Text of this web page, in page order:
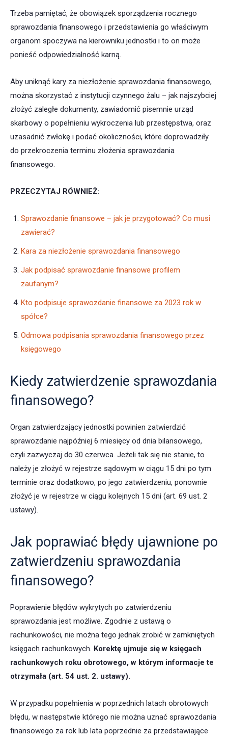
Trzeba pamiętać, że obowiązek sporządzenia rocznego
sprawozdania finansowego i przedstawienia go właściwym
organom spoczywa na kierowniku jednostki i to on może
ponieść odpowiedzialność karną.
Aby uniknąć kary za niezłożenie sprawozdania finansowego,
można skorzystać z instytucji czynnego żalu – jak najszybciej
złożyć zaległe dokumenty, zawiadomić pisemnie urząd
skarbowy o popełnieniu wykroczenia lub przestępstwa, oraz
uzasadnić zwłokę i podać okoliczności, które doprowadziły
do przekroczenia terminu złożenia sprawozdania
finansowego.
PRZECZYTAJ RÓWNIEŻ:
Sprawozdanie finansowe – jak je przygotować? Co musi
zawierać?
Kara za niezłożenie sprawozdania finansowego
Jak podpisać sprawozdanie finansowe profilem
zaufanym?
Kto podpisuje sprawozdanie finansowe za 2023 rok w
spółce?
Odmowa podpisania sprawozdania finansowego przez
księgowego
Kiedy zatwierdzenie sprawozdania
finansowego?
Organ zatwierdzający jednostki powinien zatwierdzić
sprawozdanie najpóźniej 6 miesięcy od dnia bilansowego,
czyli zazwyczaj do 30 czerwca. Jeżeli tak się nie stanie, to
należy je złożyć w rejestrze sądowym w ciągu 15 dni po tym
terminie oraz dodatkowo, po jego zatwierdzeniu, ponownie
złożyć je w rejestrze w ciągu kolejnych 15 dni (art. 69 ust. 2
ustawy).
Jak poprawiać błędy ujawnione po
zatwierdzeniu sprawozdania
finansowego?
Poprawienie błędów wykrytych po zatwierdzeniu
sprawozdania jest możliwe. Zgodnie z ustawą o
rachunkowości, nie można tego jednak zrobić w zamkniętych
księgach rachunkowych. Korektę ujmuje się w księgach
rachunkowych roku obrotowego, w którym informacje te
otrzymała (art. 54 ust. 2. ustawy).
W przypadku popełnienia w poprzednich latach obrotowych
błędu, w następstwie którego nie można uznać sprawozdania
finansowego za rok lub lata poprzednie za przedstawiające